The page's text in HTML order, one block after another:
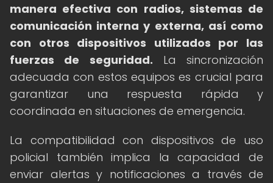
manera efectiva con radios, sistemas de
comunicación interna y externa, así como
con otros dispositivos utilizados por las
fuerzas de seguridad. La sincronización
adecuada con estos equipos es crucial para
garantizar una respuesta rápida y
coordinada en situaciones de emergencia.
La compatibilidad con dispositivos de uso
policial también implica la capacidad de
enviar alertas y notificaciones a través de